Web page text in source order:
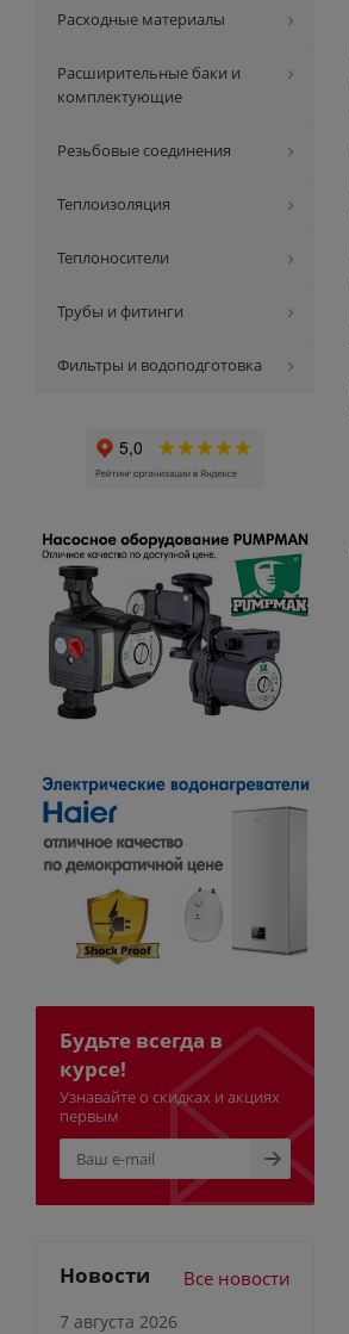
Расходные материалы
Расширительные баки и
комплектующие
Резьбовые соединения
Теплоизоляция
Теплоносители
Трубы и фитинги
Фильтры и водоподготовка
Будьте всегда в
курсе!
Узнавайте о скидках и акциях
первым
Новости Все новости
7 августа 2026